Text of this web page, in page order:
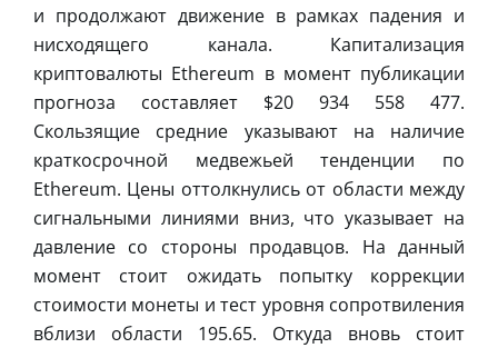
и продолжают движение в рамках падения и
нисходящего канала. Капитализация
криптовалюты Ethereum в момент публикации
прогноза составляет $20 934 558 477.
Скользящие средние указывают на наличие
краткосрочной медвежьей тенденции по
Ethereum. Цены оттолкнулись от области между
сигнальными линиями вниз, что указывает на
давление со стороны продавцов. На данный
момент стоит ожидать попытку коррекции
стоимости монеты и тест уровня сопротвиления
вблизи области 195.65. Откуда вновь стоит